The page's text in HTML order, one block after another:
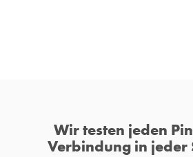
Wir testen jeden
Verbindung in jeder